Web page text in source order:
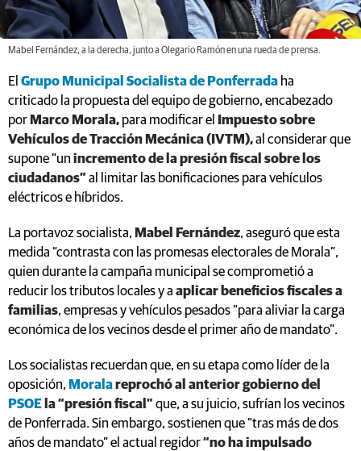
Mabel Fernández, a la derecha, junto a Olegario Ramón en una rueda de prensa.
El Grupo Municipal Socialista de Ponferrada ha
criticado la propuesta del equipo de gobierno, encabezado
por Marco Morala, para modificar el
Impuesto sobre
Vehículos de Tracción Mecánica (IVTM),al considerar que
supone “un incremento de la presión fiscal sobre los
ciudadanos” al limitar las bonificaciones para vehículos
eléctricos e híbridos.
La portavoz socialista, Mabel Fernández, aseguró que esta
medida “contrasta con las promesas electorales de Morala”,
quien durante la campaña municipal se comprometió a
reducir los tributos locales y a aplicar beneficios fiscales a
familias, empresas y vehículos pesados “para aliviar la carga
económica de los vecinos desde el primer año de mandato”.
Los socialistas recuerdan que, en su etapa como líder de la
oposición, Moralareprochó al anterior gobierno del
PSOE la “presión fiscal” que, a su juicio, sufrían los vecinos
de Ponferrada. Sin embargo, sostienen que “tras más de dos
años de mandato” el actual regidor“no ha impulsado